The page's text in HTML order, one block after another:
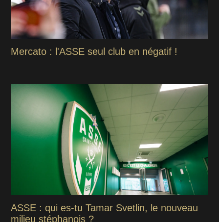
Mercato : l'ASSE seul club en négatif !
ASSE : qui es-tu Tamar Svetlin, le nouveau
milieu stéphanois ?